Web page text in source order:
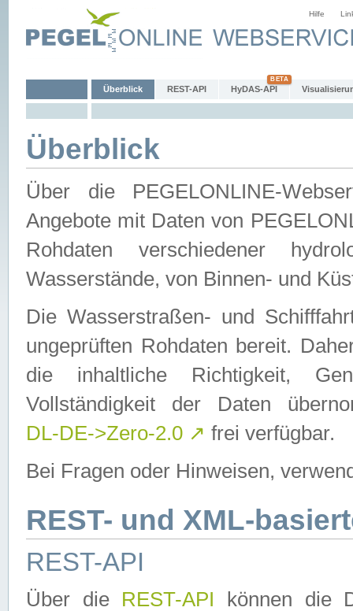
Hilfe
Überblick REST-API HyDAS-API
Überblick
Über die PEGELONLINE-
Angebote mit Daten von
Rohdaten verschiedener
Wasserstände, von Binnen- und
Die Wasserstraßen- und
ungeprüften Rohdaten bereit.
die inhaltliche Richtigkeit,
Vollständigkeit der Daten
DL-DE->Zero-2.0 ↗ frei verfügbar.
Bei Fragen oder Hinweisen,
REST- und XML-
REST-API
Über die REST-API können die